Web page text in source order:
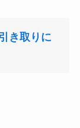
き取りに